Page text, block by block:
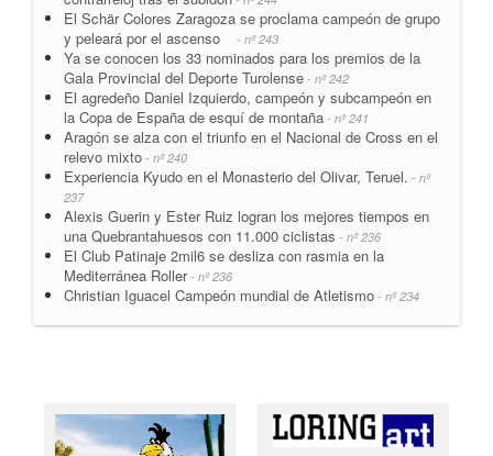
El Schär Colores Zaragoza se proclama campeón de grupo
y peleará por el ascenso
- nº 243
Ya se conocen los 33 nominados para los premios de la
Gala Provincial del Deporte Turolense - nº 242
El agredeño Daniel Izquierdo, campeón y subcampeón en
la Copa de España de esquí de montaña - nº 241
Aragón se alza con el triunfo en el Nacional de Cross en el
relevo mixto - nº 240
Experiencia Kyudo en el Monasterio del Olivar, Teruel. - nº
237
Alexis Guerin y Ester Ruiz logran los mejores tiempos en
una Quebrantahuesos con 11.000 ciclistas - nº 236
El Club Patinaje 2mil6 se desliza con rasmia en la
Mediterránea Roller- nº 236
Christian Iguacel Campeón mundial de Atletismo - nº 234